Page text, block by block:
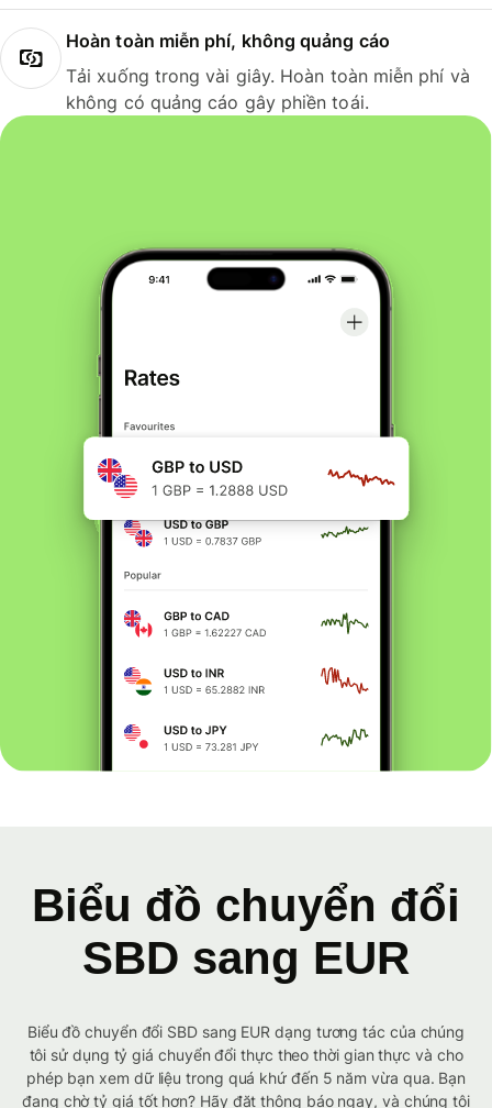
Hoàn toàn miễn phí, không quảng cáo
Tải xuống trong vài giây. Hoàn toàn miễn phí và
không có quảng cáo gây phiền toái.
Biểu đồ chuyển đổi
SBD sang EUR
Biểu đồ chuyển đổi SBD sang EUR dạng tương tác của chúng
tôi sử dụng tỷ giá chuyển đổi thực theo thời gian thực và cho
phép bạn xem dữ liệu trong quá khứ đến 5 năm vừa qua. Bạn
đang chờ tỷ giá tốt hơn? Hãy đặt thông báo ngay, và chúng tôi